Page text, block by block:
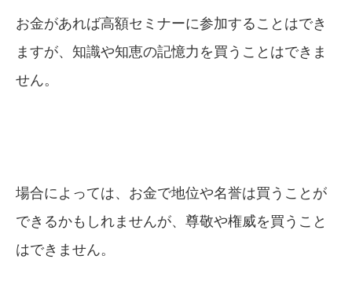
お金があれば高額セミナーに参加することはでき
ますが、知識や知恵の記憶力を買うことはできま
せん。
場合によっては、お金で地位や名誉は買うことが
できるかもしれませんが、尊敬や権威を買うこと
はできません。